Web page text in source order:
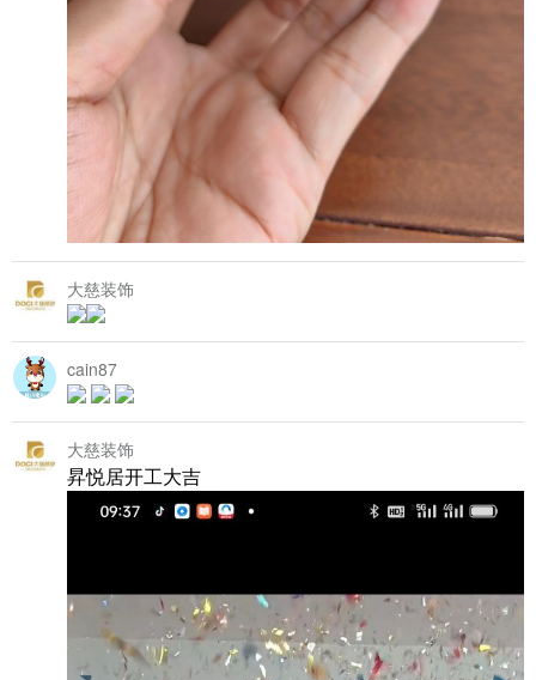
大慈装饰
cain87
大慈装饰
昇悦居开工大吉